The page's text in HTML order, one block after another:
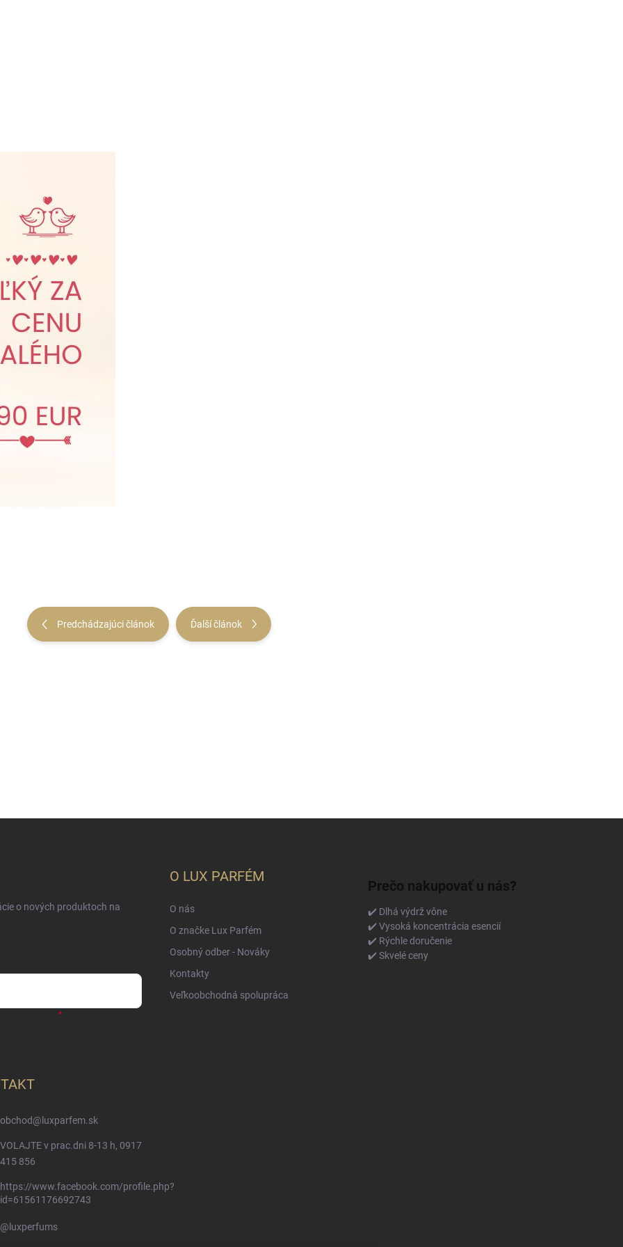
Predchádzajúci článok Ďalší článok
o nových produktoch na
O LUX PARFÉM
O nás
O značke Lux Parfém
Osobný odber - Nováky
Kontakty
Veľkoobchodná spolupráca
Prečo nakupovať u nás?
✔️ Dlhá výdrž vône
✔️ Vysoká koncentrácia esencií
✔️ Rýchle doručenie
✔️ Skvelé ceny
obchod@ luxparfem.sk
VOLAJTE v prac.dni 8-13 h, 0917
415 856
https://www.facebook.com/profile.php?
id=61561176692743
@luxperfums